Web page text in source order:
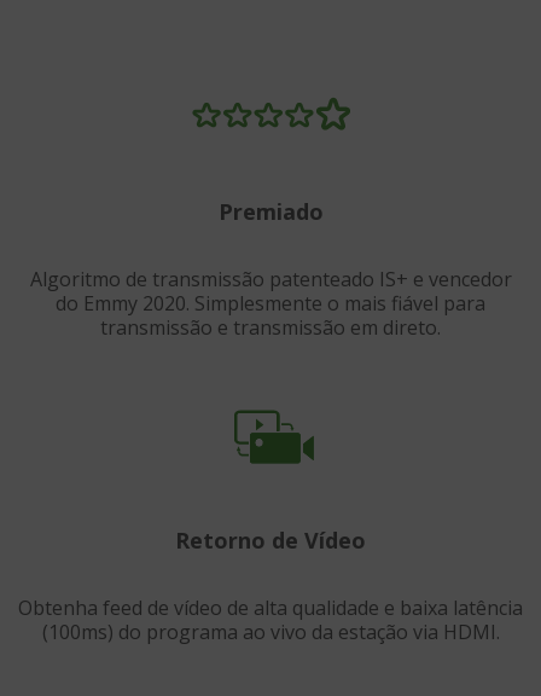
Premiado
Algoritmo de transmissão patenteado IS+ e vencedor
do Emmy 2020. Simplesmente o mais fiável para
transmissão e transmissão em direto.
Retorno de Vídeo
Obtenha feed de vídeo de alta qualidade e baixa latência
(100ms) do programa ao vivo da estação via HDMI.